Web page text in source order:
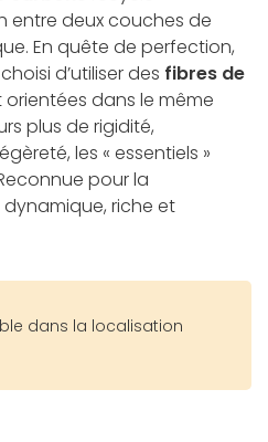
entre deux couches de
En quête de perfection,
d’utiliser des fibres de
orientées dans le même
plus de rigidité,
les « essentiels »
pour la
riche et
dans la localisation